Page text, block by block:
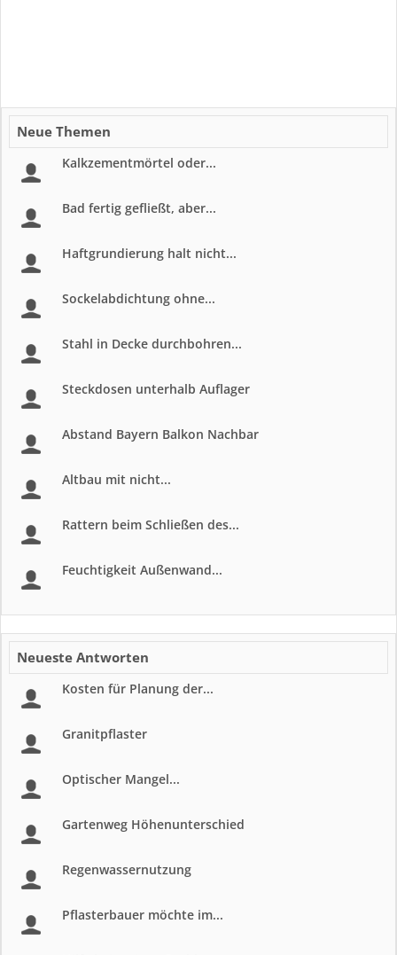
Neue Themen
Kalkzementmörtel oder...
Bad fertig gefließt, aber...
Haftgrundierung halt nicht...
Sockelabdichtung ohne...
Stahl in Decke durchbohren...
Steckdosen unterhalb Auflager
Abstand Bayern Balkon Nachbar
Altbau mit nicht...
Rattern beim Schließen des...
Feuchtigkeit Außenwand...
Neueste Antworten
Kosten für Planung der...
Granitpflaster
Optischer Mangel...
Gartenweg Höhenunterschied
Regenwassernutzung
Pflasterbauer möchte im...